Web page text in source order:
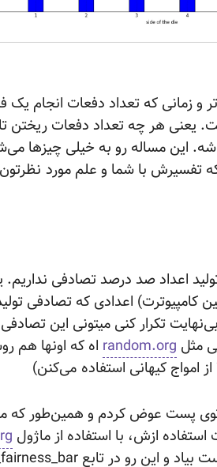
زمانی که تعداد دفعات انجام یک
یعنی هر چه تعداد دفعات ریختن
این مساله رو به خیلی چیزها
تفسیرش با شما و علم مورد
اعداد صد درصد تصادفی نداریم.
اعدادی که تصادفی
تکرار کنی میتونی این
مثل random.org اه که اونها
امواج کیهانی استفاده می‌کنن)
ازش، با استفاده از ماژول